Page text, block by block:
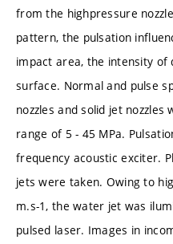
from the highpressure
pattern, the pulsation
impact area, the intensity of
surface. Normal and pulse
nozzles and solid jet
range of 5 - 45 MPa.
frequency acoustic exciter.
jets were taken. Owing to
m.s-1, the water jet was
pulsed laser. Images in